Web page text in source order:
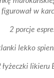
w
2 porcje
lekko
łyżeczki likieru